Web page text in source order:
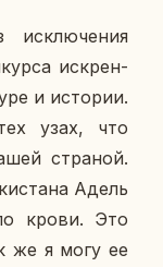
ис­клю­че­ния
ис­крен­
и ис­то­рии.
узах, что
стра­ной.
Адель
крови. Это
же я могу ее